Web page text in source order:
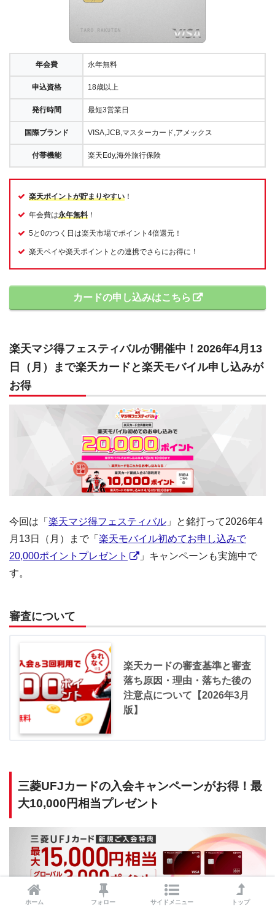
年会費 永年無料
申込資格 18歳以上
発行時間 最短3営業日
国際ブランド VISA,JCB,マスターカード,アメックス
付帯機能 楽天Edy,海外旅行保険
楽天ポイントが貯まりやすい ！
年会費は永年無料 ！
5と0のつく日は楽天市場でポイント4倍還元！
楽天ペイや楽天ポイントとの連携でさらにお得に！
カードの申し込みはこちら
楽天マジ得フェスティバルが開催中！2026年4月13
日（月）まで楽天カードと楽天モバイル申し込みが
お得
今回は「 楽天マジ得フェスティバル 」と銘打って2026年4
月13日（月）まで「 楽天モバイル初めてお申し込みで
20,000ポイントプレゼント
」キャンペーンも実施中で
す。
審査について
楽天カードの審査基準と審査
落ち原因・理由・落ちた後の
注意点について【2026年3月
版】
三菱UFJカードの入会キャンペーンがお得！最
大10,000円相当プレゼント
ホーム フォロー サイドメニュー トップ